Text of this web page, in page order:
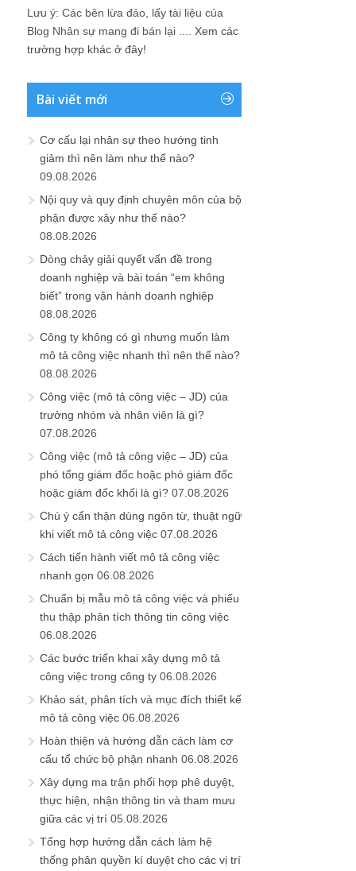
Lưu ý: Các bên lừa đảo, lấy tài liệu của
Blog Nhân sự mang đi bán lại .... Xem các
trường hợp khác ở đây!
Bài viết mới
Cơ cấu lại nhân sự theo hướng tinh
giảm thì nên làm như thế nào?
09.08.2026
Nội quy và quy định chuyên môn của bộ
phận được xây như thế nào?
08.08.2026
Dòng chảy giải quyết vấn đề trong
doanh nghiệp và bài toán “em không
biết” trong vận hành doanh nghiệp
08.08.2026
Công ty không có gì nhưng muốn làm
mô tả công việc nhanh thì nên thế nào?
08.08.2026
Công việc (mô tả công việc – JD) của
trưởng nhóm và nhân viên là gì?
07.08.2026
Công việc (mô tả công việc – JD) của
phó tổng giám đốc hoặc phó giám đốc
hoặc giám đốc khối là gì? 07.08.2026
Chú ý cẩn thận dùng ngôn từ, thuật ngữ
khi viết mô tả công việc 07.08.2026
Cách tiến hành viết mô tả công việc
nhanh gọn 06.08.2026
Chuẩn bị mẫu mô tả công việc và phiếu
thu thập phân tích thông tin công việc
06.08.2026
Các bước triển khai xây dựng mô tả
công việc trong công ty 06.08.2026
Khảo sát, phân tích và mục đích thiết kế
mô tả công việc 06.08.2026
Hoàn thiện và hướng dẫn cách làm cơ
cấu tổ chức bộ phận nhanh 06.08.2026
Xây dựng ma trận phối hợp phê duyệt,
thực hiện, nhận thông tin và tham mưu
giữa các vị trí 05.08.2026
Tổng hợp hướng dẫn cách làm hệ
thống phân quyền kí duyệt cho các vị trí